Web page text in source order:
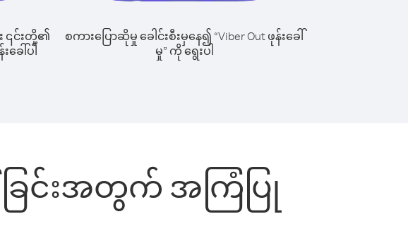
၎င်းတို့၏
ေါ်ပါ
စကားပြောဆိုမှု ခေါင်းစီးမှနေ၍ “Viber Out ဖုန်းခေါ်
မှု” ကို ရွေးပါ
ခြင်းအတွက် အကြံပြု